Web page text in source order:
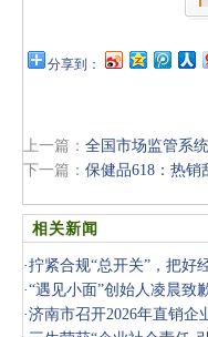
分享到：
上一篇： 全国市场监管系
下一篇： 保健品618：热
相关新闻
·拧紧合规“总开关”，把好
对辖
·“遇见小面”创始人凌晨致
致反感
·济南市召开2026年直销企